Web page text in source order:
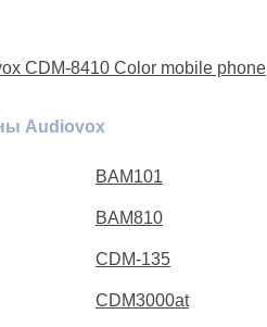
CDM-8410 Color mobile phone
Audiovox
BAM101
BAM810
CDM-135
CDM3000at